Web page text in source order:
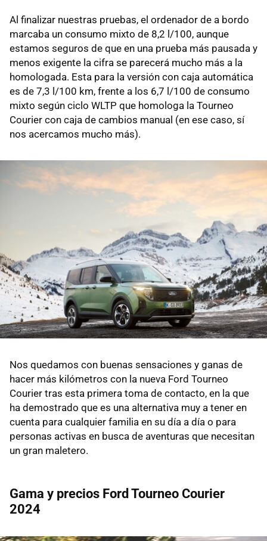
Al finalizar nuestras pruebas, el ordenador de a bordo
marcaba un consumo mixto de 8,2 l/100, aunque
estamos seguros de que en una prueba más pausada y
menos exigente la cifra se parecerá mucho más a la
homologada. Esta para la versión con caja automática
es de 7,3 l/100 km, frente a los 6,7 l/100 de consumo
mixto según ciclo WLTP que homologa la Tourneo
Courier con caja de cambios manual (en ese caso, sí
nos acercamos mucho más).
Nos quedamos con buenas sensaciones y ganas de
hacer más kilómetros con la nueva Ford Tourneo
Courier tras esta primera toma de contacto, en la que
ha demostrado que es una alternativa muy a tener en
cuenta para cualquier familia en su día a día o para
personas activas en busca de aventuras que necesitan
un gran maletero.
Gama y precios Ford Tourneo Courier
2024